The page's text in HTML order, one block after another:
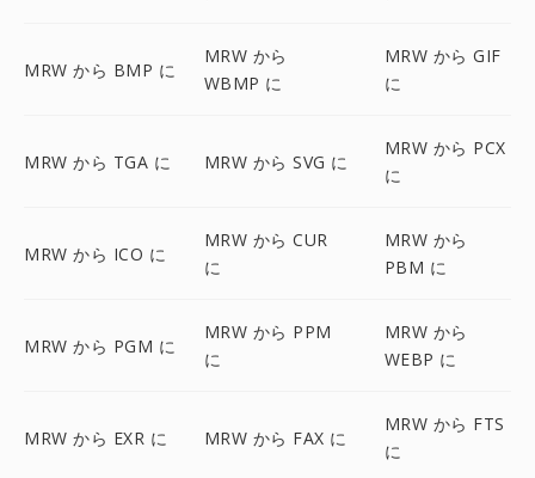
MRW から BMP に
MRW から
WBMP に
MRW から GIF
に
MRW から TGA に MRW から SVG に
MRW から PCX
に
MRW から ICO に
MRW から CUR
に
MRW から
PBM に
MRW から PGM に
MRW から PPM
に
MRW から
WEBP に
MRW から EXR に MRW から FAX に
MRW から FTS
に